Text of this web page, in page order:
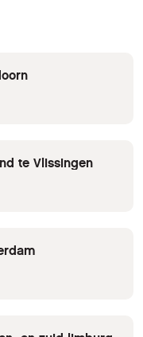
te Vlissingen